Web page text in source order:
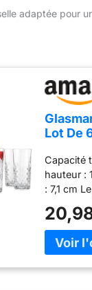
adaptée pour
Lot De
Lave-
Effet
Capacité
hauteur :
: 7,1 cm
verre
hautes
Fabriqué